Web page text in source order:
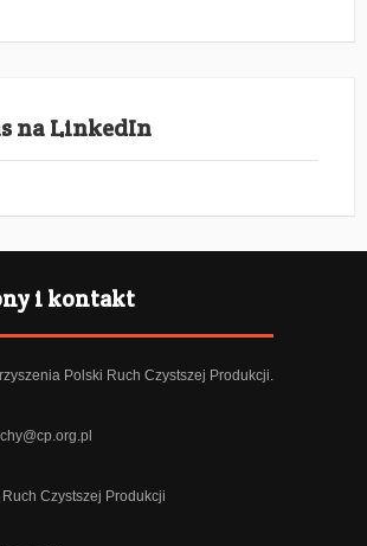
na LinkedIn
i kontakt
Polski Ruch Czystszej Produkcji.
Czystszej Produkcji